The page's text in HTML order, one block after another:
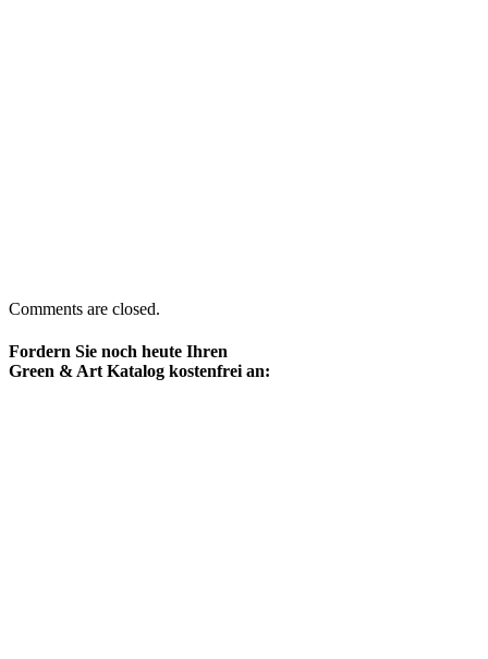
Comments are closed.
Fordern Sie noch heute Ihren
Green & Art Katalog kostenfrei an: